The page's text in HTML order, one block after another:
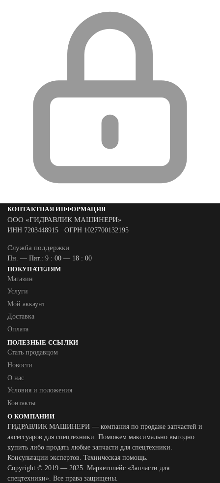
КОНТАКТНАЯ ИНФОРМАЦИЯ
ООО «ГИДРАВЛИК МАШИНЕРИ»
ИНН 7203448915 ОГРН 1027700132195
Служба поддержки
Пн. — Пят.: 9 : 00 — 18 : 00
ПОКУПАТЕЛЯМ
Магазин
Услуги
Мой аккаунт
Доставка
Оплата
ПОЛЕЗНЫЕ ССЫЛКИ
Стать продавцом
Новости
О нас
Условия и положения
Контакты
О КОМПАНИИ
ГИДРАВЛИК МАШИНЕРИ — компания по продаже запчастей и
аксессуаров для спецтехники. Поможем максимально выгодно
купить либо продать любые запчасти для спецтехники.
Консультации экспертов. Техническая помощь.
Copyright © 2019 — 2025. Маркетплейс «Запчасти для
спецтехники». Все права защищены.